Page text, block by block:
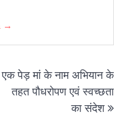
→
एक पेड़ मां के नाम अभियान के
तहत पौधरोपण एवं स्वच्छता
का संदेश